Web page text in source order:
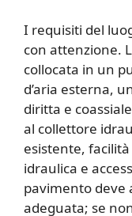
I requisiti del
con attenzione.
collocata in un
d’aria esterna,
diritta e
al collettore
esistente,
idraulica e
pavimento deve
adeguata; se